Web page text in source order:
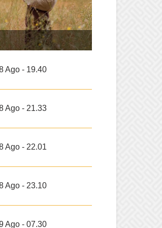
Ago - 19.40
Ago - 21.33
Ago - 22.01
Ago - 23.10
Ago - 07.30